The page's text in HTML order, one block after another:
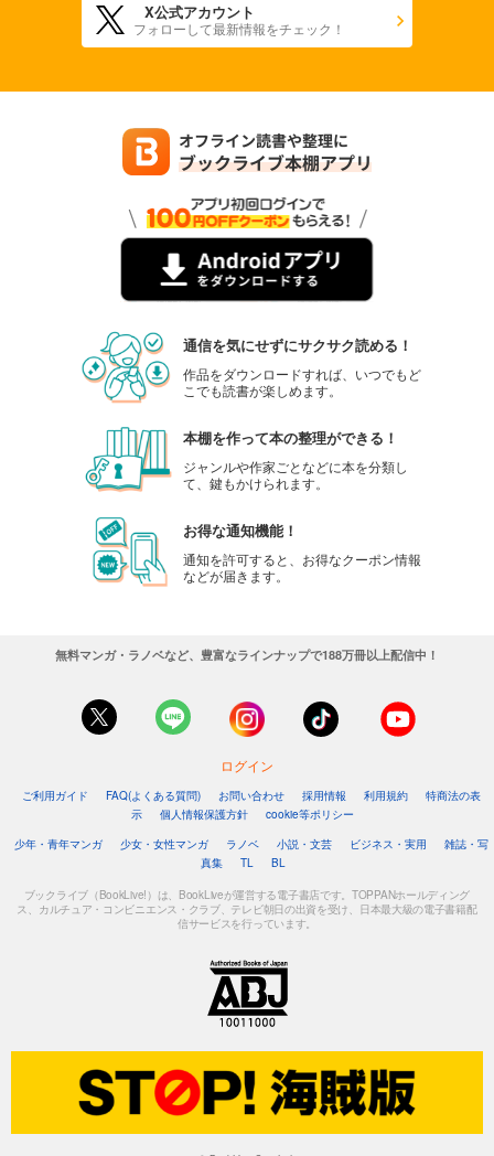
X公式アカウント
フォローして最新情報をチェック！
通信を気にせずにサクサク読める！
作品をダウンロードすれば、いつでもど
こでも読書が楽しめます。
本棚を作って本の整理ができる！
ジャンルや作家ごとなどに本を分類し
て、鍵もかけられます。
お得な通知機能！
通知を許可すると、お得なクーポン情報
などが届きます。
無料マンガ・ラノベなど、豊富なラインナップで188万冊以上配信中！
ログイン
ご利用ガイド FAQ(よくある質問) お問い合わせ 採用情報 利用規約
特商法の表
示
個人情報保護方針
cookie等ポリシー
少年・青年マンガ
少女・女性マンガ ラノベ 小説・文芸 ビジネス・実用
雑誌・写
真集
TL BL
ブックライブ（BookLive!）は、BookLiveが運営する電子書店です。TOPPANホールディング
ス、カルチュア・コンビニエンス・クラブ、テレビ朝日の出資を受け、日本最大級の電子書籍配
信サービスを行っています。